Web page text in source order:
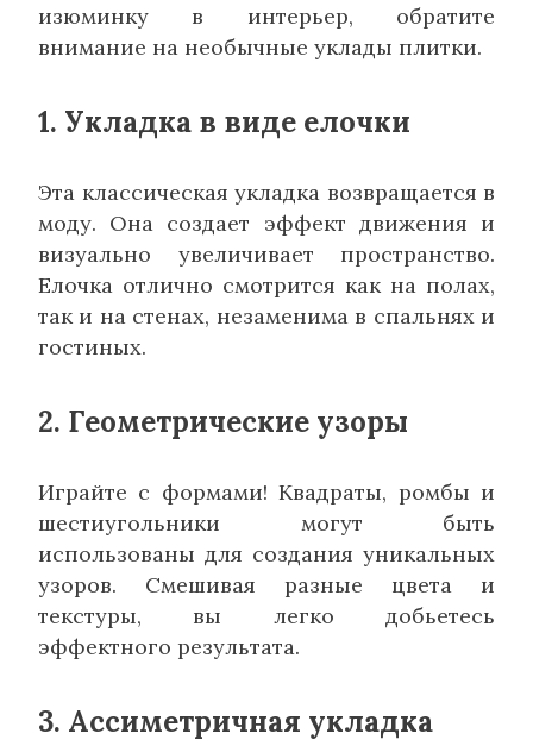
изюминку в интерьер, обратите
внимание на необычные уклады плитки.
1. Укладка в виде елочки
Эта классическая укладка возвращается в
моду. Она создает эффект движения и
визуально увеличивает пространство.
Елочка отлично смотрится как на полах,
так и на стенах, незаменима в спальнях и
гостиных.
2. Геометрические узоры
Играйте с формами! Квадраты, ромбы и
шестиугольники могут быть
использованы для создания уникальных
узоров. Смешивая разные цвета и
текстуры, вы легко добьетесь
эффектного результата.
3. Ассиметричная укладка